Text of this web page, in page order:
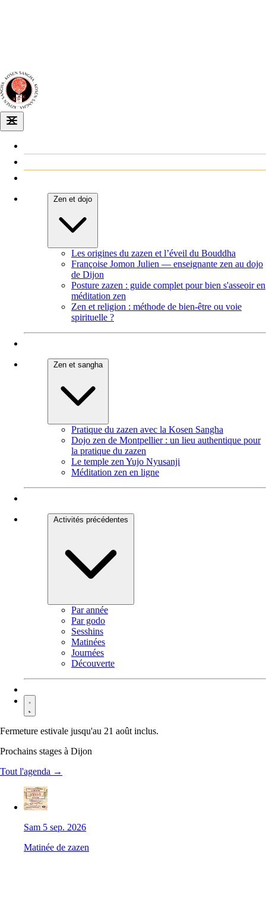
Zen et dojo
Les origines du zazen et l’éveil du Bouddha
Françoise Jomon Julien — enseignante zen au dojo
de Dijon
Posture zazen : guide complet pour bien s'asseoir en
méditation zen
Zen et religion : méthode de bien-être ou voie
spirituelle ?
Zen et sangha
Pratique du zazen avec la Kosen Sangha
Dojo zen de Montpellier : un lieu authentique pour
la pratique du zazen
Le temple zen Yujo Nyusanji
Méditation zen en ligne
Activités précédentes
Par année
Par godo
Sesshins
Matinées
Journées
Découverte
Fermeture estivale jusqu'au 21 août inclus.
Prochains stages à Dijon
Tout l'agenda →
Sam 5 sep. 2026
Matinée de zazen